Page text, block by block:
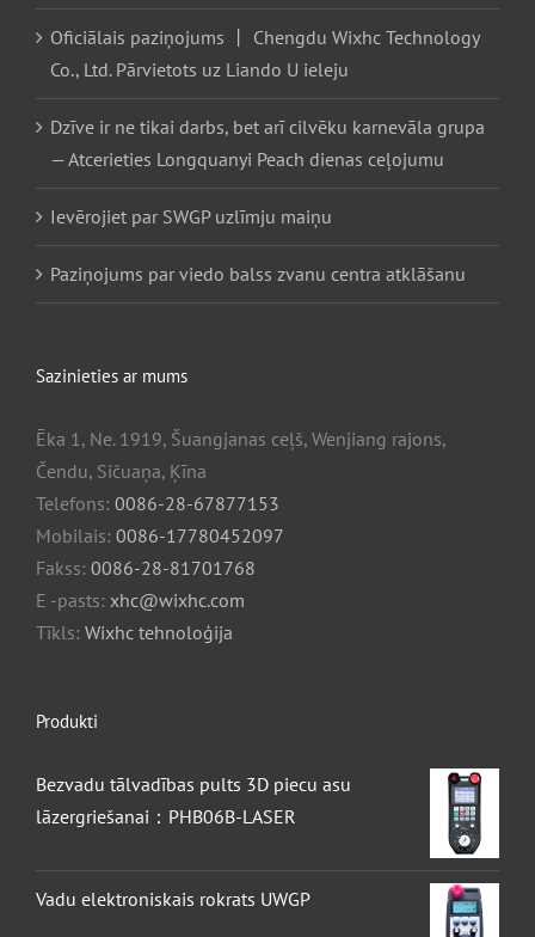
Oficiālais paziņojums 丨 Chengdu Wixhc Technology
Co., Ltd. Pārvietots uz Liando U ieleju
Dzīve ir ne tikai darbs, bet arī cilvēku karnevāla grupa
— Atcerieties Longquanyi Peach dienas ceļojumu
Ievērojiet par SWGP uzlīmju maiņu
Paziņojums par viedo balss zvanu centra atklāšanu
Sazinieties ar mums
Ēka 1, Ne. 1919, Šuangjanas ceļš, Wenjiang rajons,
Čendu, Sičuaņa, Ķīna
Telefons: 0086-28-67877153
Mobilais: 0086-17780452097
Fakss: 0086-28-81701768
E -pasts: xhc@wixhc.com
Tīkls: Wixhc tehnoloģija
Produkti
Bezvadu tālvadības pults 3D piecu asu
lāzergriešanai：PHB06B-LASER
Vadu elektroniskais rokrats UWGP